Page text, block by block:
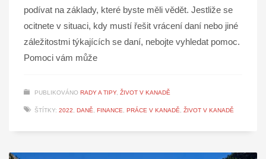
podívat na základy, které byste měli vědět. Jestliže se
ocitnete v situaci, kdy mustí řešit vrácení daní nebo jiné
záležitostmi týkajících se daní, nebojte vyhledat pomoc.
Pomoci vám může
PUBLIKOVÁNO RADY A TIPY, ŽIVOT V KANADĚ
ŠTÍTKY: 2022, DANĚ, FINANCE, PRÁCE V KANADĚ, ŽIVOT V KANADĚ